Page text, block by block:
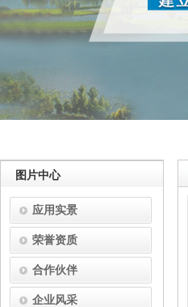
图片中心
应用实景
荣誉资质
合作伙伴
企业风采